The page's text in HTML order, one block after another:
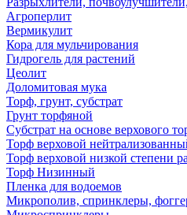
Агроперлит
Вермикулит
Кора для мульчирования
Гидрогель для растений
Цеолит
Доломитовая мука
Торф, грунт, субстрат
Грунт торфяной
Субстрат на основе верхового
Торф верховой
Торф верховой низкой степени
Торф Низинный
Пленка для водоемов
Микрополив, спринклеры,